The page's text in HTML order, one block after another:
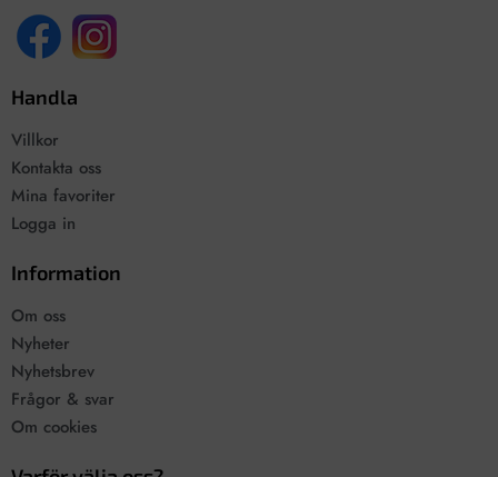
Handla
Villkor
Kontakta oss
Mina favoriter
Logga in
Information
Om oss
Nyheter
Nyhetsbrev
Frågor & svar
Om cookies